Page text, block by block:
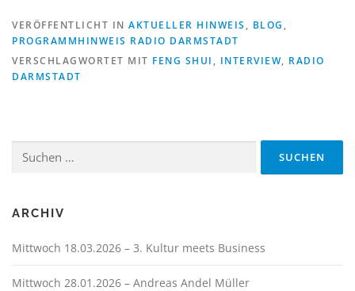
VERÖFFENTLICHT IN AKTUELLER HINWEIS , BLOG ,
PROGRAMMHINWEIS RADIO DARMSTADT
VERSCHLAGWORTET MIT FENG SHUI , INTERVIEW, RADIO
DARMSTADT
nach:
ARCHIV
Mittwoch 18.03.2026 – 3. Kultur meets Business
Mittwoch 28.01.2026 – Andreas Andel Müller